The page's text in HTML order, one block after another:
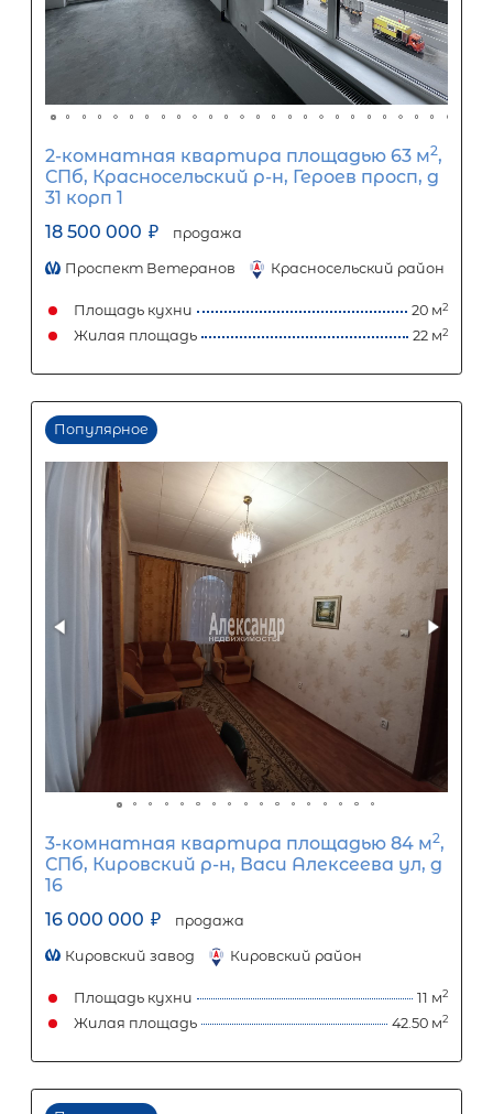
1 10 20 25
Процентная
ставка
1
Ежемесячный платеж
Размер кредита
6 720 000 ₽
Первый взнос
10 080 000 ₽
80 813
Задать вопрос
ООО «АЛЕКСАНДР-НЕДВИЖИМОСТЬ» не является кредитной
организацией. Кредит предоставляется банками-
носит информационный характер и не является
точного расчета платежей по кредиту и предоставления
об условиях кредитования обратитесь к менеджерам нашей
(Санкт-Петербург ул. Боткинская д. 15 тел. +7(812) 200-4000 )